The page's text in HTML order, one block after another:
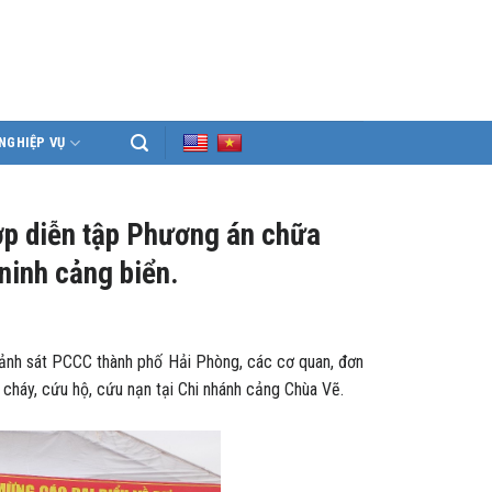
VỤ
diễn tập Phương án chữa
cảng biển.
sát PCCC thành phố Hải Phòng, các cơ quan, đơn
cứu hộ, cứu nạn tại Chi nhánh cảng Chùa Vẽ.